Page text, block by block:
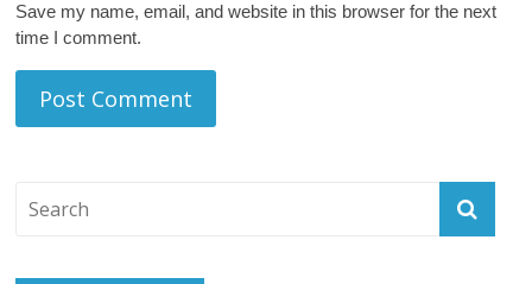
Save my name, email, and website in this browser for the next
time I comment.